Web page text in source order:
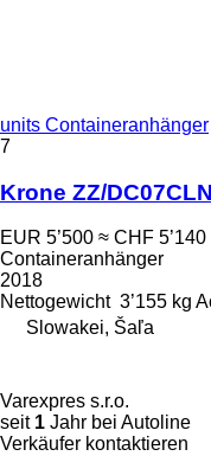
units Containeranhänger
7
Krone ZZ/
EUR 5’500 ≈ CHF 5’140
Containeranhänger
2018
Nettogewicht 3’155 kg
Slowakei, Šaľa
Varexpres s.r.o.
seit 1 Jahr bei Autoline
Verkäufer kontaktieren